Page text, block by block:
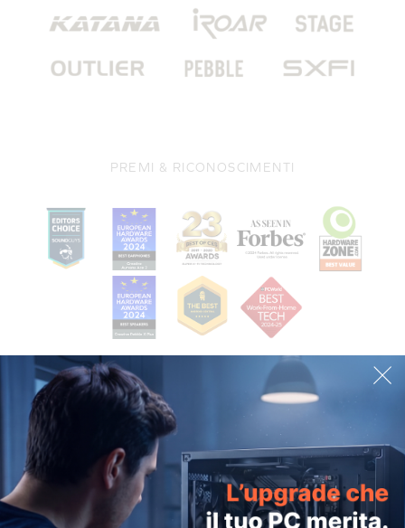
PREMI & RICONOSCIMENTI
Restiamo in contatto
Iscriviti alla nostra newsletter per ricevere offerte
esclusive direttamente nella tua casella di posta!